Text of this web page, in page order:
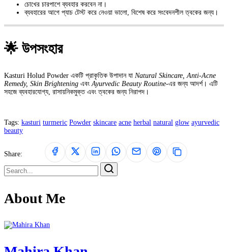
চোখের চারপাশে ব্যবহার করবেন না।
ব্যবহারের আগে প্যাচ টেস্ট করে নেওয়া ভালো, বিশেষ করে সংবেদনশীল ত্বকের জন্য।
🌟 উপসংহার
Kasturi Holud Powder একটি প্রাকৃতিক উপাদান যা Natural Skincare, Anti-Acne
Remedy, Skin Brightening এবংAyurvedic Beauty Routine-এর জন্য আদর্শ। এটি
সহজে ব্যবহারযোগ্য, রাসায়নিকমুক্ত এবং ত্বকের জন্য নিরাপদ।
Tags: kasturi turmeric Powder skincare acne herbal natural glow ayurvedic
beauty
Share:
About Me